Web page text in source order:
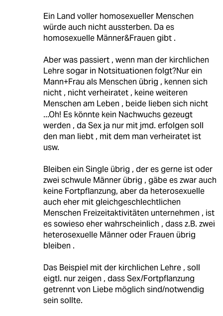
Ein Land voller homosexueller Menschen
würde auch nicht aussterben. Da es
homosexuelle Männer&Frauen gibt .
Aber was passiert , wenn man der kirchlichen
Lehre sogar in Notsituationen folgt?Nur ein
Mann+Frau als Menschen übrig , kennen sich
nicht , nicht verheiratet , keine weiteren
Menschen am Leben , beide lieben sich nicht
...Oh! Es könnte kein Nachwuchs gezeugt
werden , da Sex ja nur mit jmd. erfolgen soll
den man liebt , mit dem man verheiratet ist
usw.
Bleiben ein Single übrig , der es gerne ist oder
zwei schwule Männer übrig , gäbe es zwar auch
keine Fortpflanzung, aber da heterosexuelle
auch eher mit gleichgeschlechtlichen
Menschen Freizeitaktivitäten unternehmen , ist
es sowieso eher wahrscheinlich , dass z.B. zwei
heterosexuelle Männer oder Frauen übrig
bleiben .
Das Beispiel mit der kirchlichen Lehre , soll
eigtl. nur zeigen , dass Sex/Fortpflanzung
getrennt von Liebe möglich sind/notwendig
sein sollte.